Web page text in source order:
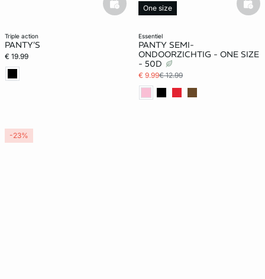
triple action
PANTY'S
€ 19.99
basketfull
essentiel
PANTY SEMI-
ONDOORZICHTIG - ONE SIZE
- 50D
€ 9.99€ 12.99
One size
-23%